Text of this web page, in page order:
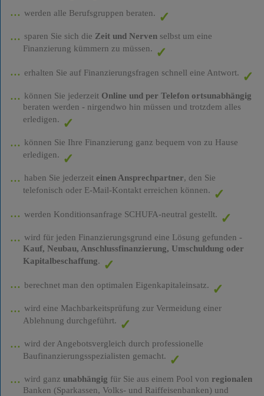
werden alle Berufsgruppen beraten.
sparen Sie sich die Zeit und Nervenselbst um eine
Finanzierung kümmern zu müssen.
erhalten Sie auf Finanzierungsfragen schnell eine Antwort.
können Sie jederzeit Online und per Telefon ortsunabhängig
beraten werden - nirgendwo hin müssen und trotzdem alles
erledigen.
können Sie Ihre Finanzierung ganz bequem von zu Hause
erledigen.
haben Sie jederzeit einen Ansprechpartner, den Sie
telefonisch oder E-Mail-Kontakt erreichen können.
werden Konditionsanfrage SCHUFA-neutral gestellt.
wird für jeden Finanzierungsgrund eine Lösung gefunden -
Kauf, Neubau, Anschlussfinanzierung, Umschuldung oder
Kapitalbeschaffung.
berechnet man den optimalen Eigenkapitaleinsatz.
wird eine Machbarkeitsprüfung zur Vermeidung einer
Ablehnung durchgeführt.
wird der Angebotsvergleich durch professionelle
Baufinanzierungsspezialisten gemacht.
wird ganz unabhängig für Sie aus einem Pool von regionalen
Banken (Sparkassen, Volks- und Raiffeisenbanken) und